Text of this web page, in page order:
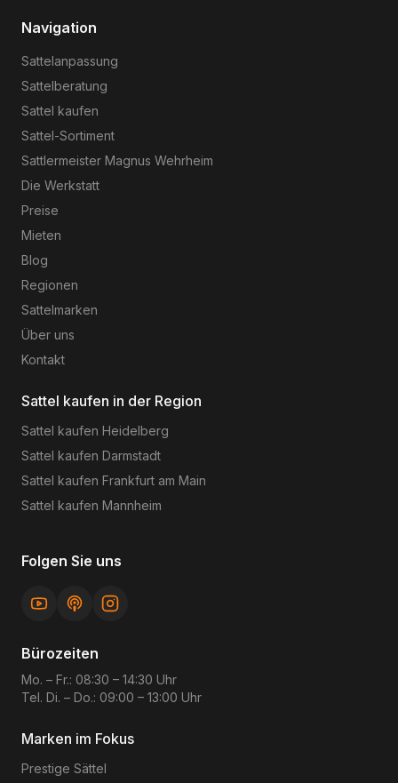
Navigation
Sattelanpassung
Sattelberatung
Sattel kaufen
Sattel-Sortiment
Sattlermeister Magnus Wehrheim
Die Werkstatt
Preise
Mieten
Blog
Regionen
Sattelmarken
Über uns
Kontakt
Sattel kaufen in der Region
Sattel kaufen Heidelberg
Sattel kaufen Darmstadt
Sattel kaufen Frankfurt am Main
Sattel kaufen Mannheim
Folgen Sie uns
Bürozeiten
Mo. – Fr.: 08:30 – 14:30 Uhr
Tel. Di. – Do.: 09:00 – 13:00 Uhr
Marken im Fokus
Prestige Sättel